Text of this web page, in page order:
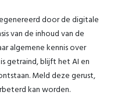
door de digitale
van de inhoud van de
algemene kennis over
getraind, blijft het AI en
Meld deze gerust,
kan worden.